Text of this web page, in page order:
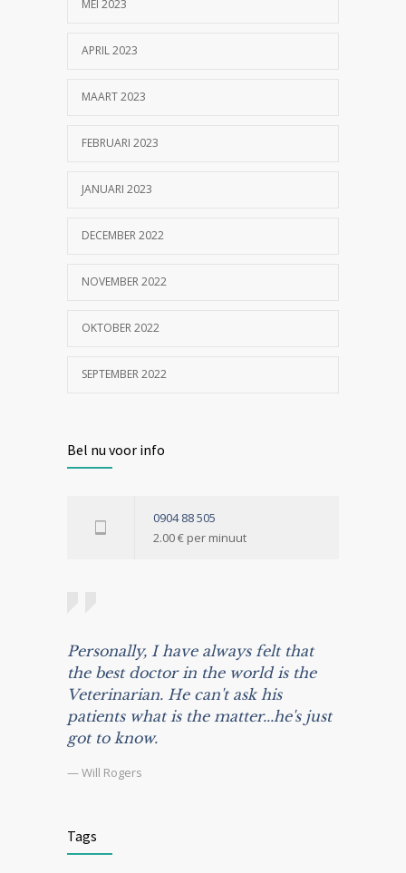
MEI 2023
APRIL 2023
MAART 2023
FEBRUARI 2023
JANUARI 2023
DECEMBER 2022
NOVEMBER 2022
OKTOBER 2022
SEPTEMBER 2022
Bel nu voor info
0904 88 505
2.00 € per minuut
Personally, I have always felt that
the best doctor in the world is the
Veterinarian. He can't ask his
patients what is the matter...he's just
got to know.
— Will Rogers
Tags